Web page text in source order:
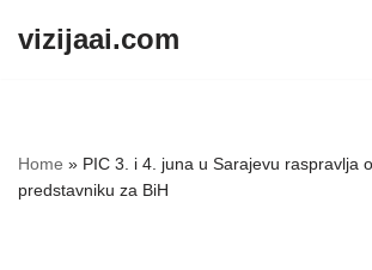
vizijaai.com
Home » PIC 3. i 4. juna u Sarajevu raspravlja
predstavniku za BiH